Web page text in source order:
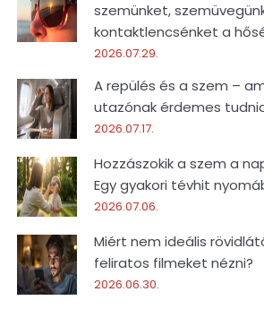
szemünket,
kontaktlencsénket a
2026.07.29.
A repülés és a szem –
utazónak érdemes
2026.07.17.
Hozzászokik a szem a
Egy gyakori tévhit
2026.07.06.
Miért nem ideális
feliratos filmeket nézni?
2026.06.30.